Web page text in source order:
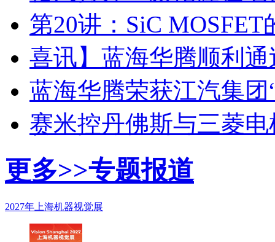
第20讲：SiC
喜讯】蓝海华腾顺利通
蓝海华腾荣获江汽集
赛米控丹佛斯与三菱
更多>>专题报道
2027年上海机器视觉展